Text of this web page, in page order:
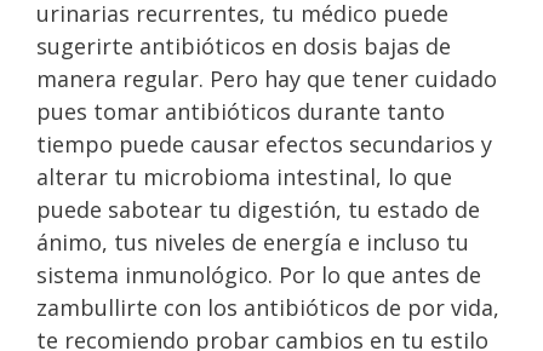
urinarias recurrentes, tu médico puede
sugerirte antibióticos en dosis bajas de
manera regular. Pero hay que tener cuidado
pues tomar antibióticos durante tanto
tiempo puede causar efectos secundarios y
alterar tu microbioma intestinal, lo que
puede sabotear tu digestión, tu estado de
ánimo, tus niveles de energía e incluso tu
sistema inmunológico. Por lo que antes de
zambullirte con los antibióticos de por vida,
te recomiendo probar cambios en tu estilo